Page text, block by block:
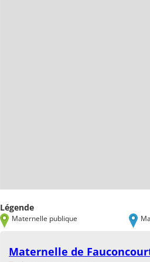
Légende
Maternelle publique
Maternelle de